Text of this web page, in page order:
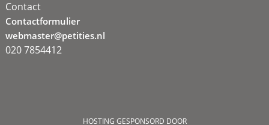
Contact
Contactformulier
webmaster@petities.nl
020 7854412
HOSTING GESPONSORD DOOR